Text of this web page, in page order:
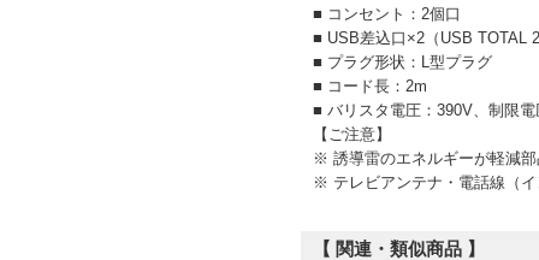
■ コンセント：2個口
■ USB差込口×2（USB TOTAL
■ プラグ形状：L型プラグ
■ コード長：2m
■ バリスタ電圧：390V、制限
【ご注意】
※ 誘導雷のエネルギーが軽減
※ テレビアンテナ・電話線（
【 関連・類似商品 】